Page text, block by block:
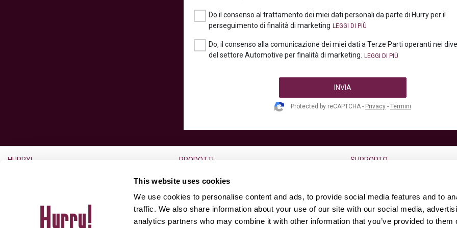
This website uses cookies
We use cookies to personalise content and ads, to provide social media features and to
traffic. We also share information about your use of our site with our social media,
analytics partners who may combine it with other information that you’ve provided to them
Do il consenso al trattamento dei miei dati personali da parte di Hurry per il
perseguimento di finalità di marketing
Do, il consenso alla comunicazione dei miei dati a Terze Parti operanti nei
del settore Automotive per finalità di marketing.
INVIA
Protected by reCAPTCHA - Privacy- Termini
HURRY!
Ufficio Stampa
PRODOTTI
Noleggio a lungo termine
Noleggio usato
Auto usate
Aste for Dealers
SUPPORTO
Condizioni di vendita
Diritto di reso dell’usato
Contatti